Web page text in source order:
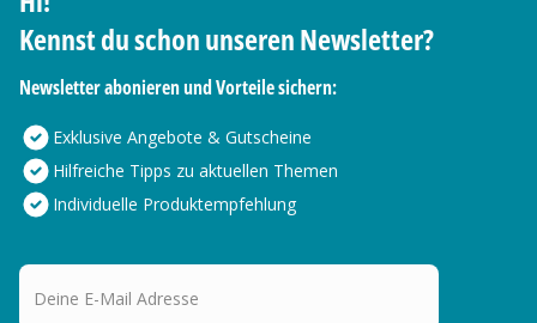
Kennst du schon unseren Newsletter?
Newsletter abonieren und Vorteile sichern:
Exklusive Angebote & Gutscheine
Hilfreiche Tipps zu aktuellen Themen
Individuelle Produktempfehlung
Deine E-Mail Adresse